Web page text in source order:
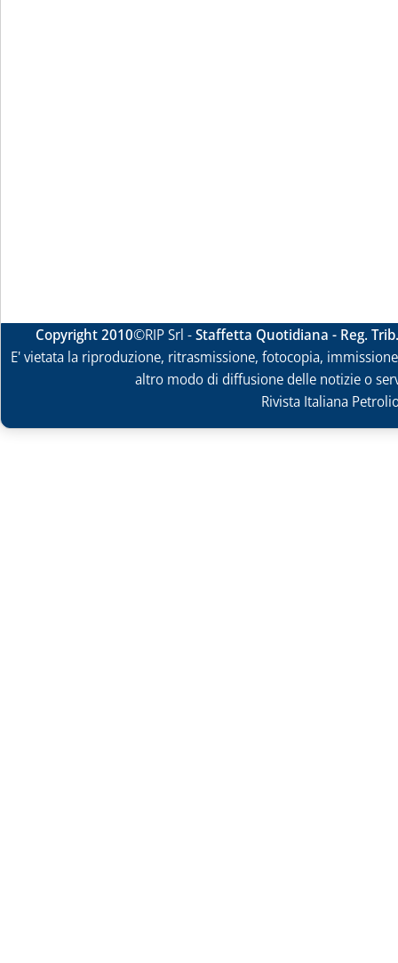
Copyright 2010©RIP Srl -Staffetta Quotidiana - Reg.
E' vietata la riproduzione, ritrasmissione, fotocopia,
altro modo di diffusione delle notizie o
Rivista Italiana